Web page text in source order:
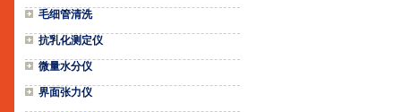
毛细管清洗
抗乳化测定仪
微量水分仪
界面张力仪